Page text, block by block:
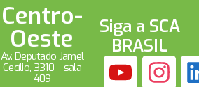
Centro-
Oeste
Av. Deputado Jamel
Cecílio, 3310 – sala
409
Siga a SCA
BRASIL